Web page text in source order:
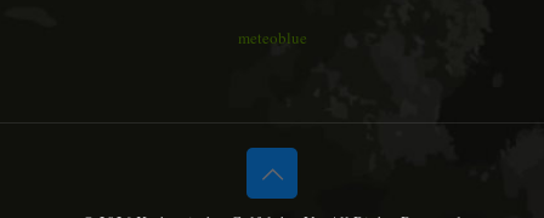
meteoblue